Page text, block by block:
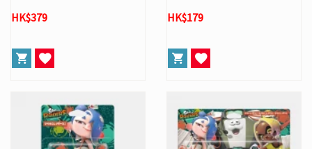
HK$379
HK$179